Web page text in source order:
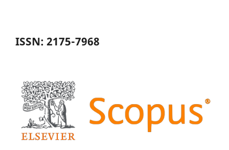
ISSN: 2175-7968